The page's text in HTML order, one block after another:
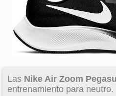
Las Nike Air Zoom
entrenamiento para neutro.